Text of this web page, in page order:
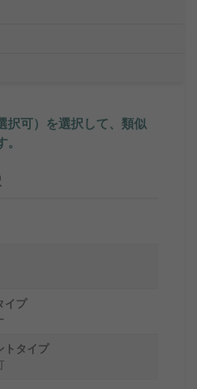
択可）を選択して、類似
イプ
トタイプ